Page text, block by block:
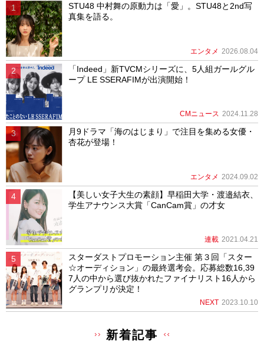
STU48 中村舞の原動力は「愛」。STU48と2nd写
真集を語る。
エンタメ 2026.08.04
「Indeed」新TVCMシリーズに、5人組ガールグル
ープ LE SSERAFIMが出演開始！
CMニュース 2024.11.28
月9ドラマ「海のはじまり」で注目を集める女優・
杏花が登場！
エンタメ 2024.09.02
【美しい女子大生の素顔】早稲田大学・渡邉結衣、
学生アナウンス大賞「CanCam賞」の才女
連載 2021.04.21
スターダストプロモーション主催 第３回「スター
☆オーディション」の最終選考会。応募総数16,39
7人の中から選び抜かれたファイナリスト16人から
グランプリが決定！
NEXT 2023.10.10
新着記事